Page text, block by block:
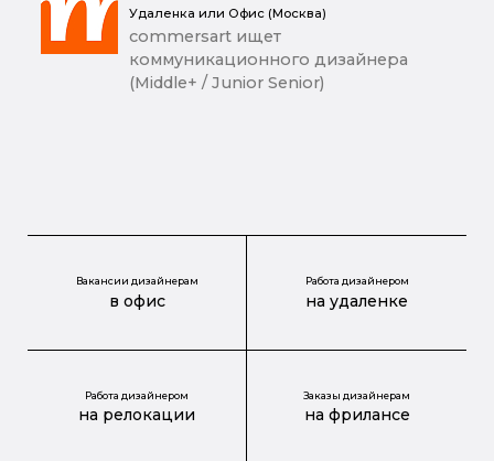
Удаленка или Офис (Москва)
commersart ищет
коммуникационного дизайнера
(Middle+ / Junior Senior)
Вакансии дизайнерам
в офис
Работа дизайнером
на удаленке
Работа дизайнером
на релокации
Заказы дизайнерам
на фрилансе